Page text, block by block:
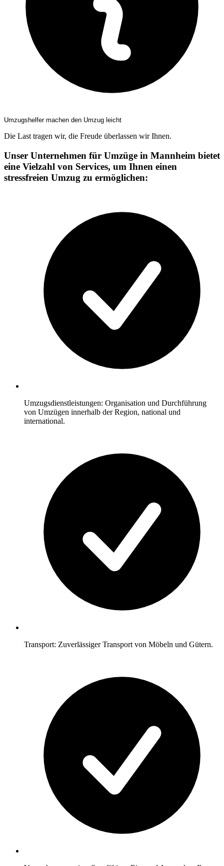
Umzugshelfer machen den Umzug leicht
Die Last tragen wir, die Freude überlassen wir Ihnen.
Unser Unternehmen für Umzüge in Mannheim bietet
eine Vielzahl von Services, um Ihnen einen
stressfreien Umzug zu ermöglichen:
Umzugsdienstleistungen: Organisation und Durchführung
von Umzügen innerhalb der Region, national und
international.
Transport: Zuverlässiger Transport von Möbeln und Gütern.